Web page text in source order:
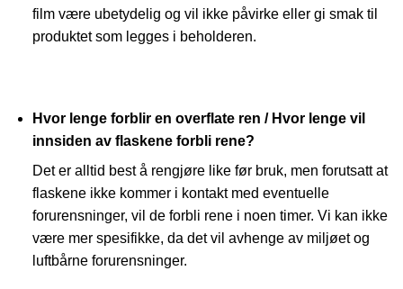
film være ubetydelig og vil ikke påvirke eller gi smak til
produktet som legges i beholderen.
Hvor lenge forblir en overflate ren / Hvor lenge vil
innsiden av flaskene forbli rene?
Det er alltid best å rengjøre like før bruk, men forutsatt at
flaskene ikke kommer i kontakt med eventuelle
forurensninger, vil de forbli rene i noen timer. Vi kan ikke
være mer spesifikke, da det vil avhenge av miljøet og
luftbårne forurensninger.